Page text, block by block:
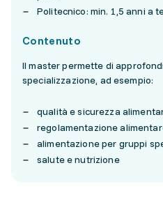
Politecnico: min. 1,5 anni a
Contenuto
Il master permette di
specializzazione, ad esempio:
qualità e sicurezza
regolamentazione
alimentazione per gruppi
salute e nutrizione